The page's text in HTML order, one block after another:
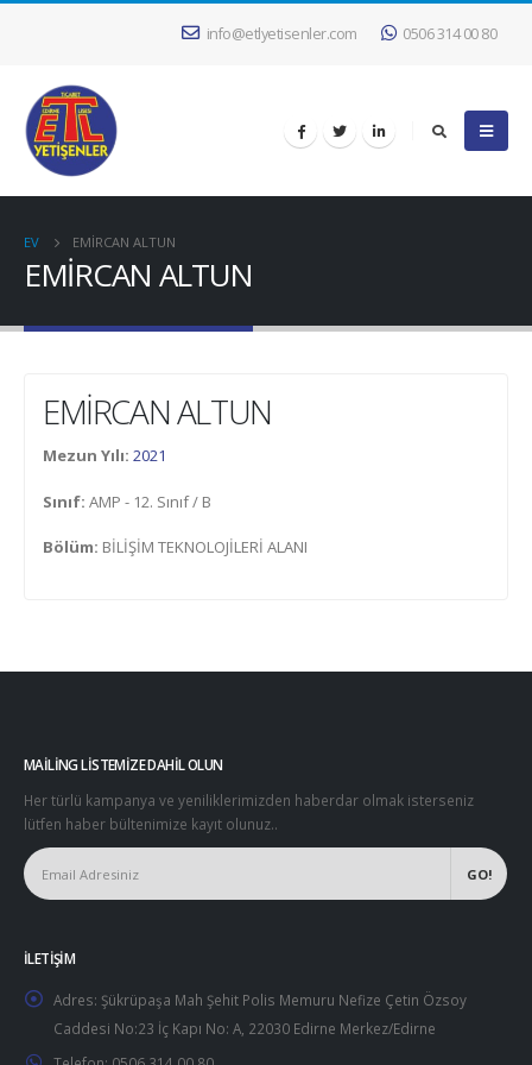
info@etlyetisenler.com 0506 314 00 80
EV EMİRCAN ALTUN
EMİRCAN ALTUN
EMİRCAN ALTUN
Mezun Yılı: 2021
Sınıf: AMP - 12. Sınıf / B
Bölüm: BİLİŞİM TEKNOLOJİLERİ ALANI
MAILING LISTEMIZE DAHIL OLUN
Her türlü kampanya ve yeniliklerimizden haberdar olmak isterseniz
lütfen haber bültenimize kayıt olunuz..
İLETIŞIM
Adres: Şükrüpaşa Mah Şehit Polis Memuru Nefize Çetin Özsoy
Caddesi No:23 İç Kapı No: A, 22030 Edirne Merkez/Edirne